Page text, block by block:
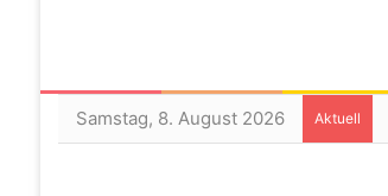
Samstag, 8. August 2026 Aktuell